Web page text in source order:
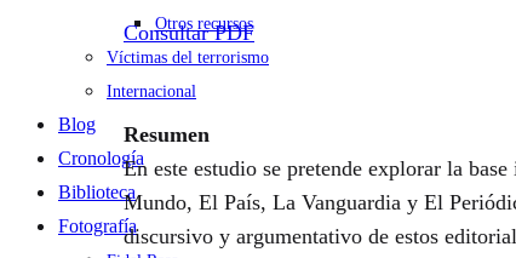
Otros recursos
Víctimas del terrorismo
Internacional
Blog
Cronología
Biblioteca
Fotografía
Consultar PDF
Resumen
En este estudio se pretende explorar la
Mundo, El País, La Vanguardia y El
discursivo y argumentativo de estos